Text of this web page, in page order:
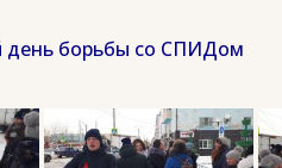
борьбы со СПИДом